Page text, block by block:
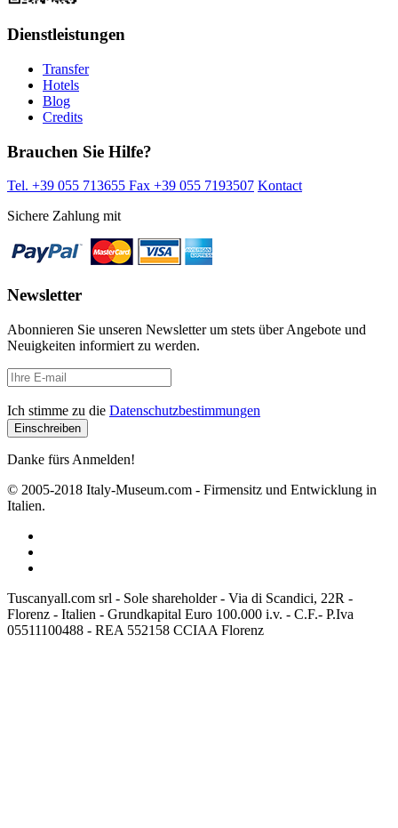
Dienstleistungen
Transfer
Hotels
Blog
Credits
Brauchen Sie Hilfe?
Tel. +39 055 713655 Fax +39 055 7193507 Kontact
Sichere Zahlung mit
Newsletter
Abonnieren Sie unseren Newsletter um stets über Angebote und
Neuigkeiten informiert zu werden.
Ich stimme zu die Datenschutzbestimmungen
Danke fürs Anmelden!
© 2005-2018 Italy-Museum.com - Firmensitz und Entwicklung in
Italien.
Tuscanyall.com srl - Sole shareholder - Via di Scandici, 22R -
Florenz - Italien - Grundkapital Euro 100.000 i.v. - C.F.- P.Iva
05511100488 - REA 552158 CCIAA Florenz